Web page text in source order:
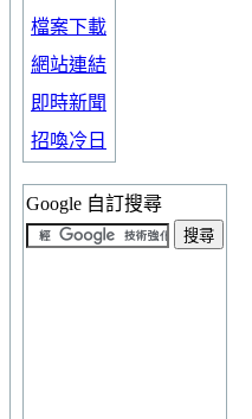
檔案下載
網站連結
即時新聞
招喚冷日
Google 自訂搜尋